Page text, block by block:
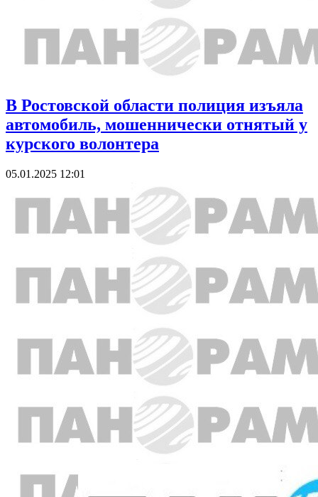
В Ростовской области полиция изъяла
автомобиль, мошеннически отнятый у
курского волонтера
05.01.2025 12:01